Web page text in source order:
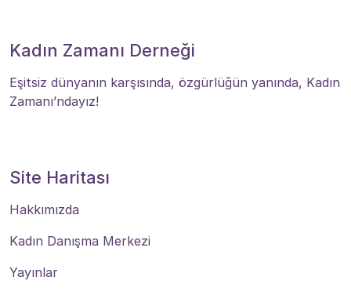
Kadın Zamanı Derneği
Eşitsiz dünyanın karşısında, özgürlüğün yanında, Kadın
Zamanı’ndayız!
Site Haritası
Hakkımızda
Kadın Danışma Merkezi
Yayınlar